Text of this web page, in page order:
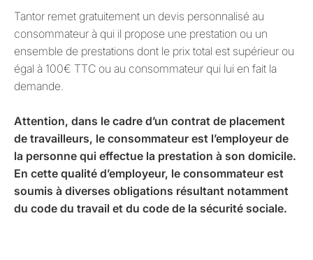
Tantor remet gratuitement un devis personnalisé au
consommateur à qui il propose une prestation ou un
ensemble de prestations dont le prix total est supérieur ou
égal à 100€ TTC ou au consommateur qui lui en fait la
demande.
Attention, dans le cadre d’un contrat de placement
de travailleurs, le consommateur est l’employeur de
la personne qui effectue la prestation à son domicile.
En cette qualité d’employeur, le consommateur est
soumis à diverses obligations résultant notamment
du code du travail et du code de la sécurité sociale.